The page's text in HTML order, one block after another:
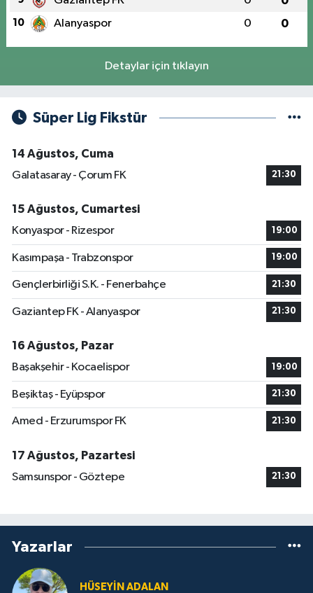
10 Alanyaspor 0 0
Detaylar için tıklayın
Süper Lig Fikstür
14 Ağustos, Cuma
Galatasaray - Çorum FK
21:30
15 Ağustos, Cumartesi
Konyaspor - Rizespor
19:00
Kasımpaşa - Trabzonspor 19:00
Gençlerbirliği S.K. - Fenerbahçe 21:30
Gaziantep FK - Alanyaspor 21:30
16 Ağustos, Pazar
Başakşehir - Kocaelispor
19:00
Beşiktaş - Eyüpspor 21:30
Amed - Erzurumspor FK 21:30
17 Ağustos, Pazartesi
Samsunspor - Göztepe
21:30
Yazarlar
HÜSEYIN ADALAN